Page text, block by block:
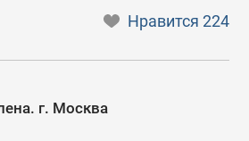
Нравится224
г. Москва